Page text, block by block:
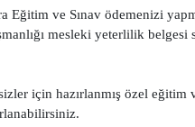
Eğitim ve Sınav ödemenizi
mesleki yeterlilik
için hazırlanmış özel